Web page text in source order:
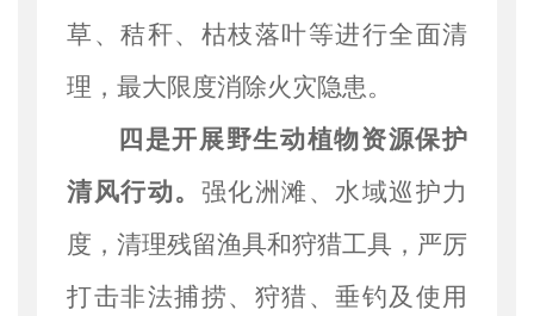
草、秸秆、枯枝落叶等进行全面清
理，最大限度消除火灾隐患。
四是开展野生动植物资源保护
清风行动。 强化洲滩、水域巡护力
度，清理残留渔具和狩猎工具，严厉
打击非法捕捞、狩猎、垂钓及使用